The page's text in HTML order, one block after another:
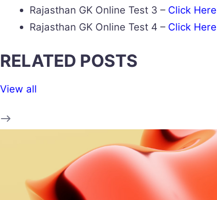
Rajasthan GK Online Test 3 – Click Here
Rajasthan GK Online Test 4 – Click Here
RELATED POSTS
View all